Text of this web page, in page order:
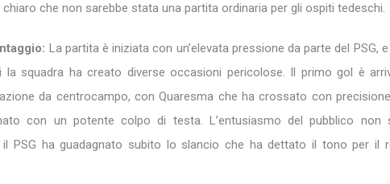
che non sarebbe stata una partita ordinaria per gli ospiti tedeschi.
La partita è iniziata con un’elevata pressione da parte del PSG,
la squadra ha creato diverse occasioni pericolose. Il primo gol è
azione da centrocampo, con Quaresma che ha crossato con
con un potente colpo di testa. L’entusiasmo del pubblico
il PSG ha guadagnato subito lo slancio che ha dettato il tono per il